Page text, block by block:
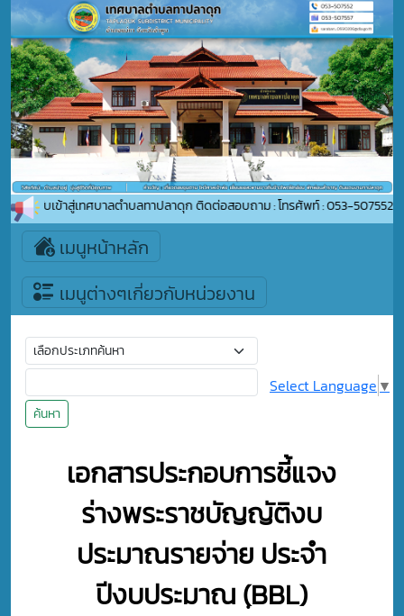
นรับเข้าสู่เทศบาลตำบลทาปลาดุก ติดต่อสอบถาม : โทรศัพท์ : 053-507552 อีเมล์
เมนูหน้าหลัก
เมนูต่างๆเกี่ยวกับหน่วยงาน
ค้นหา
Select Language ▼
เอกสารประกอบการชี้แจง
ร่างพระราชบัญญัติงบ
ประมาณรายจ่าย ประจำ
ปีงบประมาณ (ฺBBL)